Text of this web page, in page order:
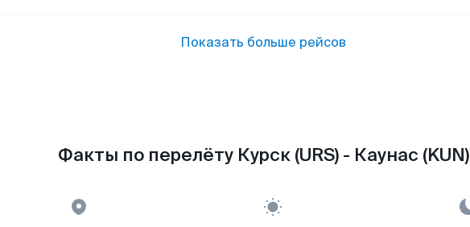
Показать больше рейсов
Факты по перелёту Курск (URS) - Каунас (KUN)